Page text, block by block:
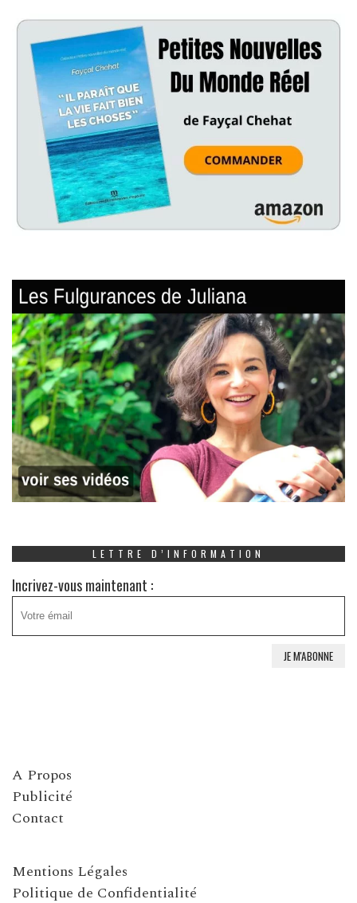
LETTRE D’INFORMATION
Incrivez-vous maintenant :
A Propos
Publicité
Contact
Mentions Légales
Politique de Confidentialité